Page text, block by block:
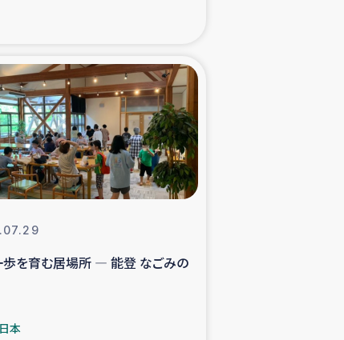
の活動
支援
援事業
援と農家生産支援
を通じた支援事業
を育む居場所 ― 能登 なごみの
日本